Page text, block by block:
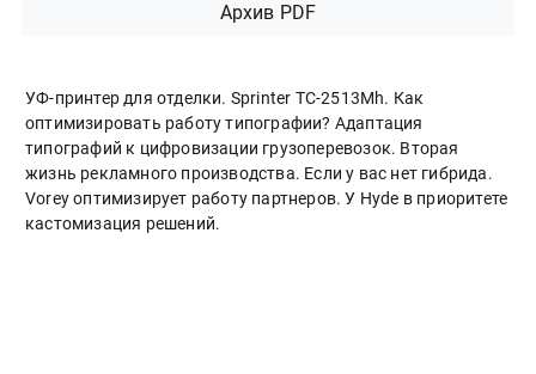
Архив PDF
УФ-принтер для отделки. Sprinter ТС-2513Mh. Как
оптимизировать работу типографии? Адаптация
типографий к цифровизации грузоперевозок. Вторая
жизнь рекламного производства. Если у вас нет гибрида.
Vorey оптимизирует работу партнеров. У Hyde в приоритете
кастомизация решений.